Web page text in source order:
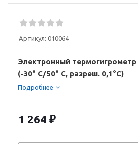
Артикул: 010064
Электронный термогигрометр
(-30° С/50° С, разреш. 0,1°С)
Подробнее
1 264 ₽